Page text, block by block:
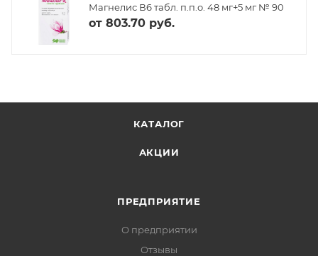
Магнелис В6 табл. п.п.о. 48 мг+5 мг № 90
от 803.70 руб.
КАТАЛОГ
АКЦИИ
ПРЕДПРИЯТИЕ
О предприятии
Отзывы